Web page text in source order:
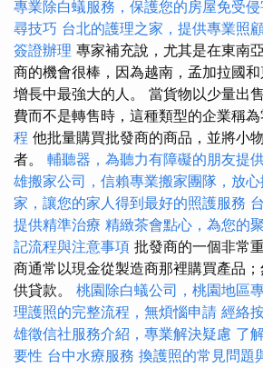
專業除白蟻服務，保護您的房屋免受
尋技巧 台北的護理之家，提供專業照
簽證辦理 專家補充說，尤其是在東南
商的機會很棒，因為越南，孟加拉國
增長中最強大的人。 當貨物以少量出
費而不是轉售時，這種類型的企業稱為
程 他批量購買批發商的商品，並將小
者。 輔聽器，為聽力有障礙的朋友提
雄搬家公司，信賴專業搬家團隊，放心
家，讓您的家人得到最好的照護服務
提供精準治療 精緻茶會點心，為您的
記流程與注意事項 批發商的一個非常
商通常以現金從製造商那裡購買產品
供貸款。 桃園除白蟻公司，桃園地區
理護照的完整流程，無煩惱申請 經絡
雄徵信社服務介紹，專業解決疑慮 了
要性 台中水療服務 換護照的常見問題